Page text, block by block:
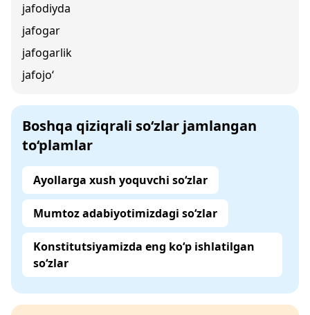
jafodiyda
jafogar
jafogarlik
jafojo‘
Boshqa qiziqrali so‘zlar jamlangan
to‘plamlar
Ayollarga xush yoquvchi so‘zlar
Mumtoz adabiyotimizdagi so‘zlar
Konstitutsiyamizda eng ko‘p ishlatilgan
so‘zlar